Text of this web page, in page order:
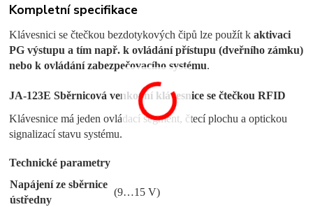
Kompletní specifikace
Klávesnici se čtečkou bezdotykových čipů lze použít kaktivaci
PG výstupu a tím např. k ovládání přístupu (dveřního zámku)
nebo k ovládání zabezpečovacího systému.
JA-123E Sběrnicová venkovní klávesnice se čtečkou RFID
Klávesnice má jeden ovládací segment, čtecí plochu a optickou
signalizací stavu systému.
Technické parametry
Napájení ze sběrnice
ústředny
(9…15 V)